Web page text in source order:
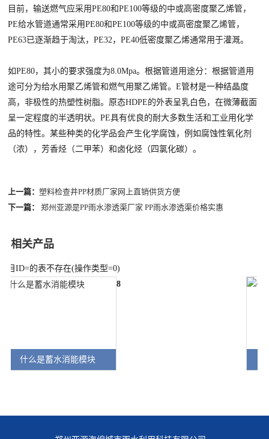
目前，输送燃气应采用PE80和PE100等级的中或高密度聚乙烯管，
PE给水管道通常采用PE80和PE100等级的中或高密度聚乙烯管，
PE63已逐渐趋于淘汰，PE32，PE40低密度聚乙烯通常用于灌溉。
如PE80，其小的要求强度为8.0Mpa。根据管道用途分：根据管道用
途可分为给水用聚乙烯管和燃气用聚乙烯管。E管材是一种结晶度
高，非极性的热塑性树脂。原态HDPE的外表呈乳白色，在微薄截面
呈一定程度的半透明状。PE具有优良的耐大多数生活和工业用化学
品的特性。某些种类的化学品会产生化学腐蚀，例如腐蚀性氧化剂
（浓），芳香烃（二甲苯）和卤化烃（四氯化碳）。
上一篇：塑料检查井PP材质厂家网上直销供货方便
下一篇：
郑州亚源是PP雨水渗透渠厂家 PP雨水渗透渠价格实惠
相关产品
目ID=的表不存在(操作类型=0)
什么是蓄水消能模块
8